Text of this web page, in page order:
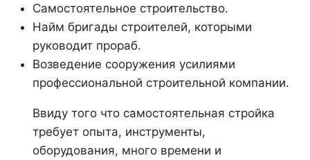
Самостоятельное строительство.
Найм бригады строителей, которыми
руководит прораб.
Возведение сооружения усилиями
профессиональной строительной компании.
Ввиду того что самостоятельная стройка
требует опыта, инструменты,
оборудования, много времени и